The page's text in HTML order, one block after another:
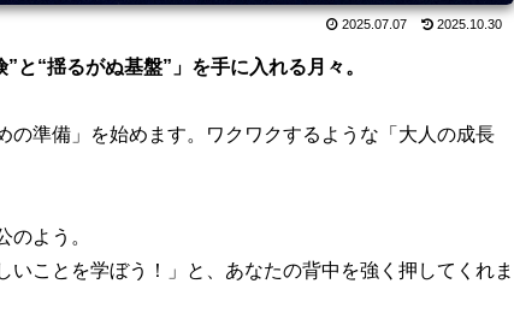
2025.07.07 2025.10.30
と“揺るがぬ基盤”」を手に入れる月々。
準備」を始めます。ワクワクするような「大人の成長
のよう。
ことを学ぼう！」と、あなたの背中を強く押してくれま